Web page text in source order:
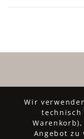
Wir
technisch
Angebot zu